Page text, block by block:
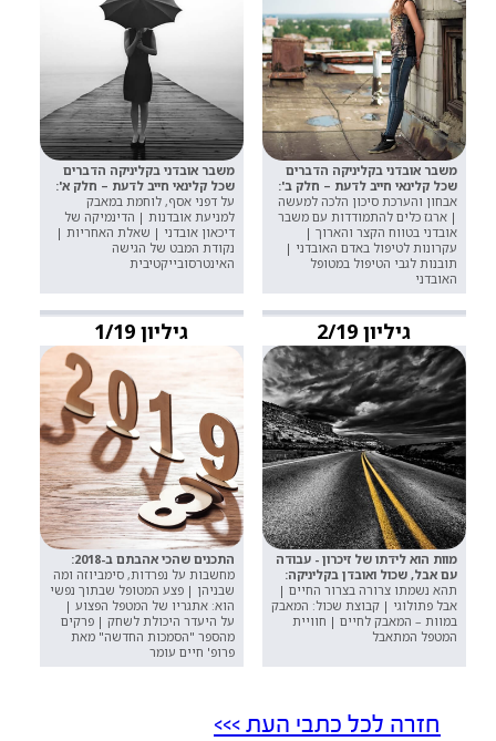
משבר אובדני בקליניקה הדברים
שכל קלינאי חייב לדעת – חלק ב':
אבחון והערכת סיכון הלכה למעשה
| ארגז כלים להתמודדות עם משבר
אובדני בטווח הקצר והארוך |
עקרונות לטיפול באדם האובדני |
תובנות לגבי הטיפול במטופל
האובדני
משבר אובדני בקליניקה הדברים
שכל קלינאי חייב לדעת – חלק א':
על דפני אסף, לוחמת במאבק
למניעת אובדנות | הדינמיקה של
דיכאון אובדני | שאלת האחריות |
נקודת המבט של הגישה
האינטרסובייקטיבית
גיליון 2/19
מוות הוא לידתו של זיכרון - עבודה
עם אבל, שכול ואובדן בקליניקה:
תהא נשמתו צרורה בצרור החיים |
אבל פתולוגי | קבוצת שכול: המאבק
במוות – המאבק לחיים | חוויית
המטפל המתאבל
גיליון 1/19
התכנים שהכי אהבתם ב-2018:
מחשבות על נפרדות, סימביוזה ומה
שבניהן | פצע המטופל שבתוך נפשי
הוא: אתגריו של המטפל הפצוע |
על היעדר היכולת לשחק | פרקים
מהספר "הסמכות החדשה" מאת
פרופ' חיים עומר
חזרה לכל כתבי העת >>>